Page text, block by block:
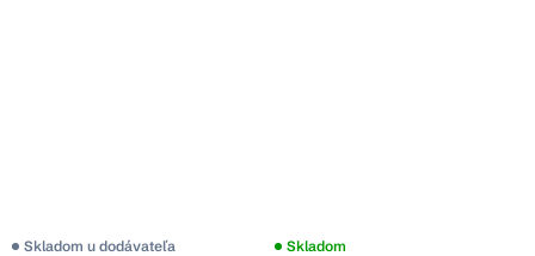
Skladom u dodávateľa Skladom